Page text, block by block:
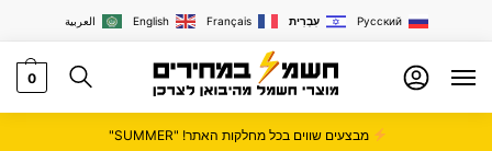
العربية English Français עִבְרִית Русский
0
מבצעים שווים בכל מחלקות האתר! "SUMMER"